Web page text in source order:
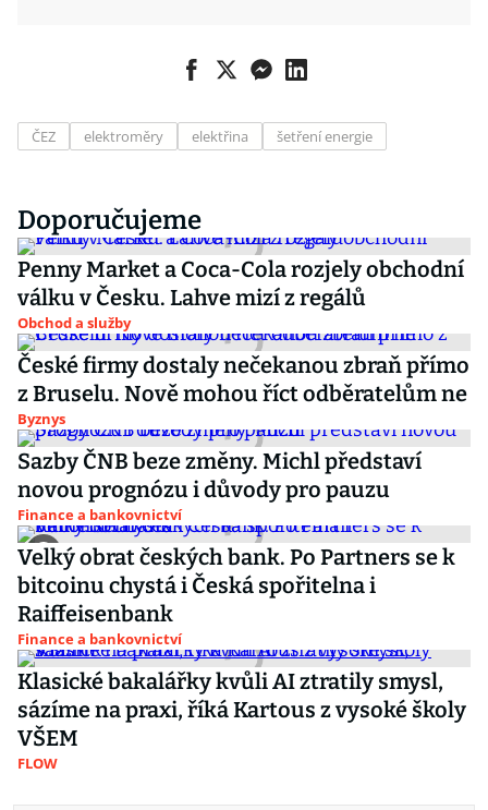
ČEZ elektroměry elektřina šetření energie
Doporučujeme
Penny Market a Coca-Cola rozjely obchodní
válku v Česku. Lahve mizí z regálů
Obchod a služby
České firmy dostaly nečekanou zbraň přímo
z Bruselu. Nově mohou říct odběratelům ne
Byznys
Sazby ČNB beze změny. Michl představí
novou prognózu i důvody pro pauzu
Finance a bankovnictví
Velký obrat českých bank. Po Partners se k
bitcoinu chystá i Česká spořitelna i
Raiffeisenbank
Finance a bankovnictví
Klasické bakalářky kvůli AI ztratily smysl,
sázíme na praxi, říká Kartous z vysoké školy
VŠEM
FLOW